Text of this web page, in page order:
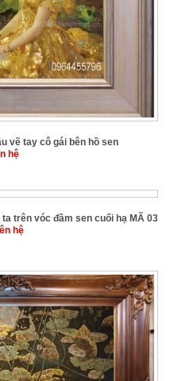
vẽ tay cô gái bên hồ sen
hệ
trên vóc đầm sen cuối hạ MÃ 03
hệ